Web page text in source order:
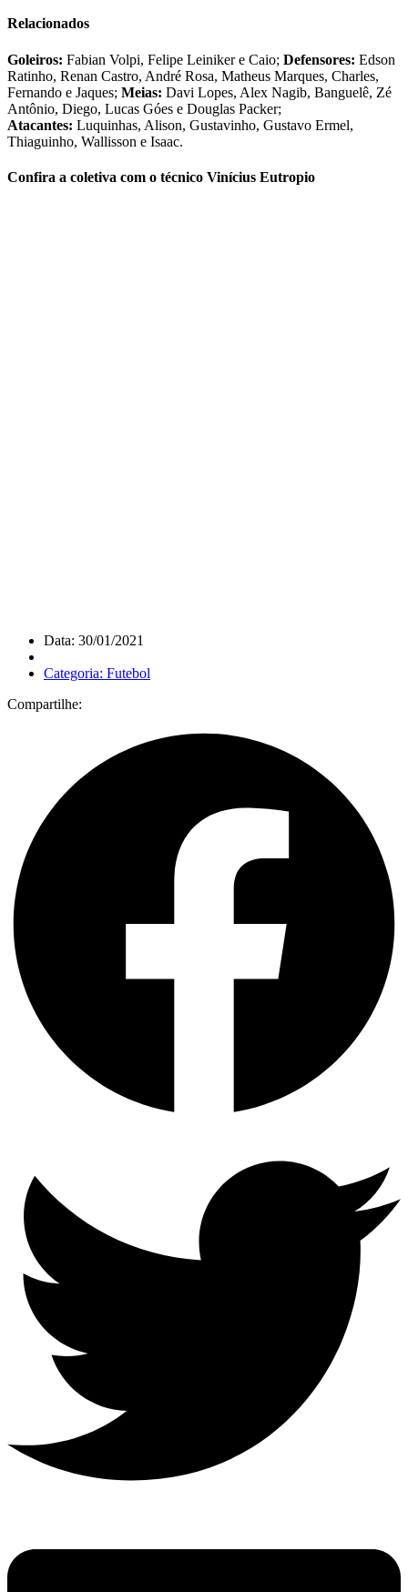
Relacionados
Goleiros: Fabian Volpi, Felipe Leiniker e Caio; Defensores: Edson
Ratinho, Renan Castro, André Rosa, Matheus Marques, Charles,
Fernando e Jaques; Meias: Davi Lopes, Alex Nagib, Banguelê, Zé
Antônio, Diego, Lucas Góes e Douglas Packer;
Atacantes: Luquinhas, Alison, Gustavinho, Gustavo Ermel,
Thiaguinho, Wallisson e Isaac.
Confira a coletiva com o técnico Vinícius Eutropio
Data: 30/01/2021
Categoria: Futebol
Compartilhe: